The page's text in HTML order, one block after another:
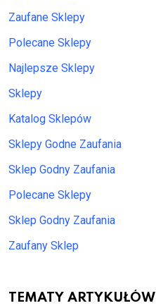
Zaufane Sklepy
Polecane Sklepy
Najlepsze Sklepy
Sklepy
Katalog Sklepów
Sklepy Godne Zaufania
Sklep Godny Zaufania
Polecane Sklepy
Sklep Godny Zaufania
Zaufany Sklep
TEMATY ARTYKUŁÓW